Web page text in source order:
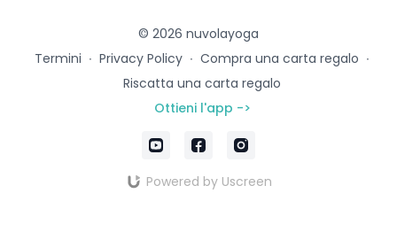
© 2026 nuvolayoga
Termini ∙ Privacy Policy ∙ Compra una carta regalo ∙
Riscatta una carta regalo
Ottieni l'app ->
Powered by Uscreen